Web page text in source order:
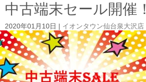
中古端末セール開催！
2020年01月10日 イオンタウン仙台泉大沢店